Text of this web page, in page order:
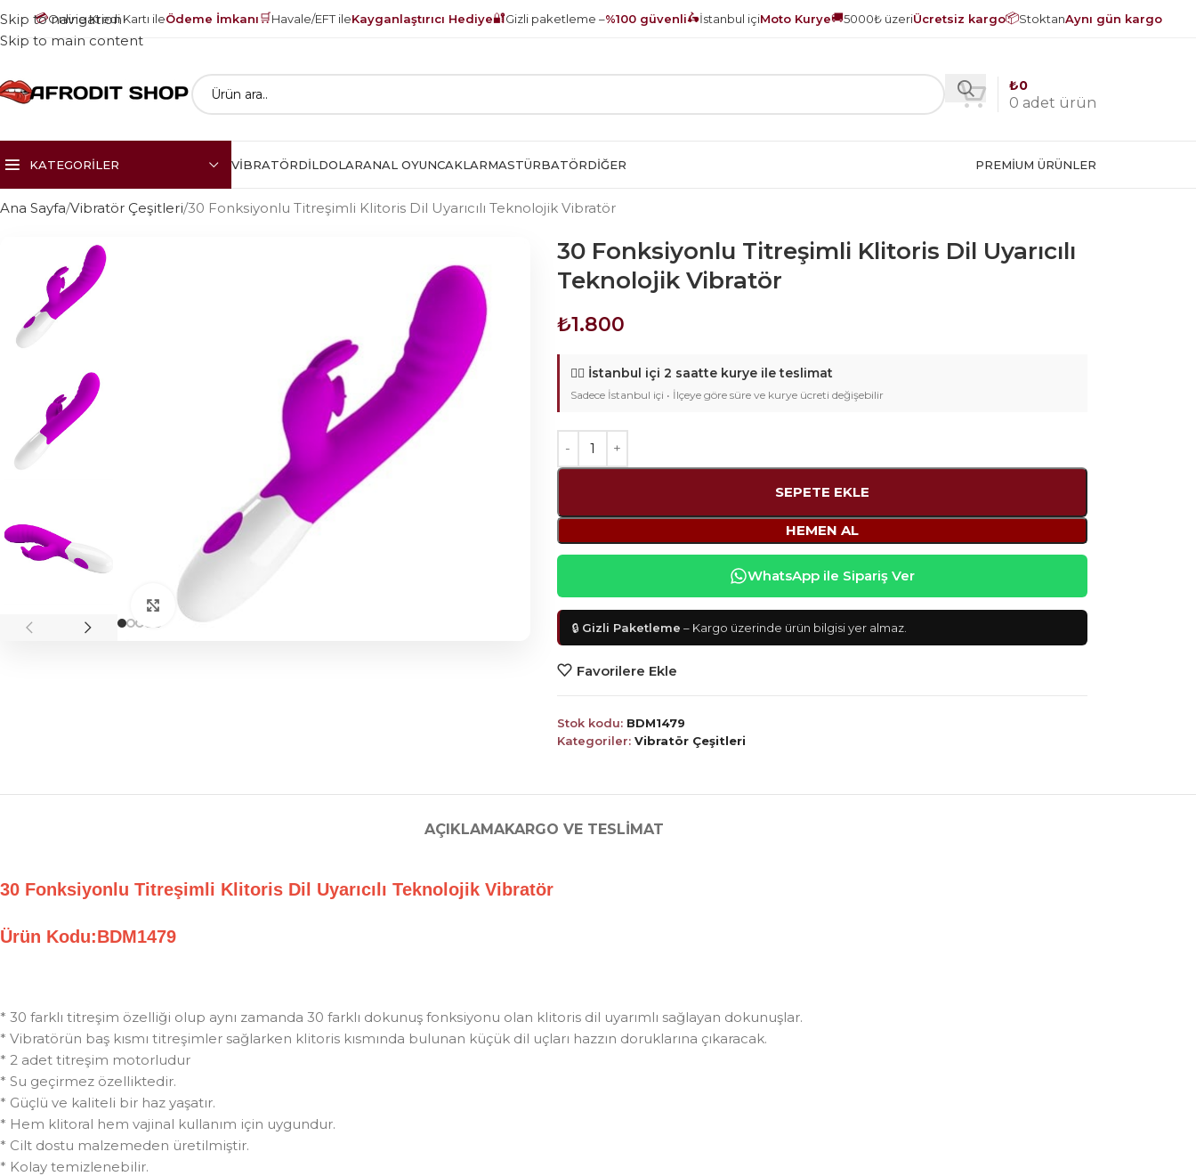
💳Online Kredi Kartı ileÖdeme İmkanı🛒Havale/EFT ileKayganlaştırıcı Hediye🔐Gizli paketleme –%100 güvenli🛵İstanbul içiMoto Kurye🚚5000₺ üzeriÜcretsiz kargo📦StoktanAynı gün kargo
Skip to navigation
Skip to main content
0 adet ürün
₺0
KATEGORILER VIBRATÖRDILDOLARANAL OYUNCAKLARMASTÜRBATÖRDIĞER PREMIUM ÜRÜNLER
Ana Sayfa Vibratör Çeşitleri 30 Fonksiyonlu Titreşimli Klitoris Dil Uyarıcılı Teknolojik Vibratör
Click to enlarge
30 Fonksiyonlu Titreşimli Klitoris Dil Uyarıcılı
Teknolojik Vibratör
₺1.800
🚴‍♂️ İstanbul içi 2 saatte kurye ile teslimat
Sadece İstanbul içi • İlçeye göre süre ve kurye ücreti değişebilir
SEPETE EKLE
HEMEN AL
WhatsApp ile Sipariş Ver
🔒 Gizli Paketleme – Kargo üzerinde ürün bilgisi yer almaz.
Favorilere Ekle
Stok kodu: BDM1479
Kategoriler: Vibratör Çeşitleri
AÇIKLAMAKARGO VE TESLIMAT
30 Fonksiyonlu Titreşimli Klitoris Dil Uyarıcılı Teknolojik Vibratör
Ürün Kodu:BDM1479
* 30 farklı titreşim özelliği olup aynı zamanda 30 farklı dokunuş fonksiyonu olan klitoris dil uyarımlı sağlayan dokunuşlar.
* Vibratörün baş kısmı titreşimler sağlarken klitoris kısmında bulunan küçük dil uçları hazzın doruklarına çıkaracak.
* 2 adet titreşim motorludur
* Su geçirmez özelliktedir.
* Güçlü ve kaliteli bir haz yaşatır.
* Hem klitoral hem vajinal kullanım için uygundur.
* Cilt dostu malzemeden üretilmiştir.
* Kolay temizlenebilir.